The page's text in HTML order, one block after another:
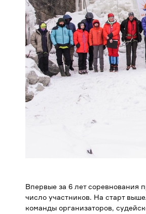
Впервые за 6 лет соревнования
число участников. На старт
команды организаторов,